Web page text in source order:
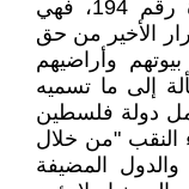
قرار الجمعية العمومية للأمم المتحدة رقم 194، فهي
الأخير من حق
وأراضيهم
إلى ما تسميه
دولة فلسطين
"من خلال
والدول المضيفة